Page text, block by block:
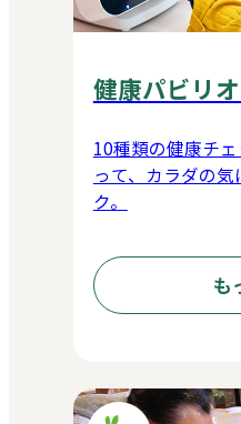
健康パビリ
10種類の健康チ
って、カラダの
ク。
も